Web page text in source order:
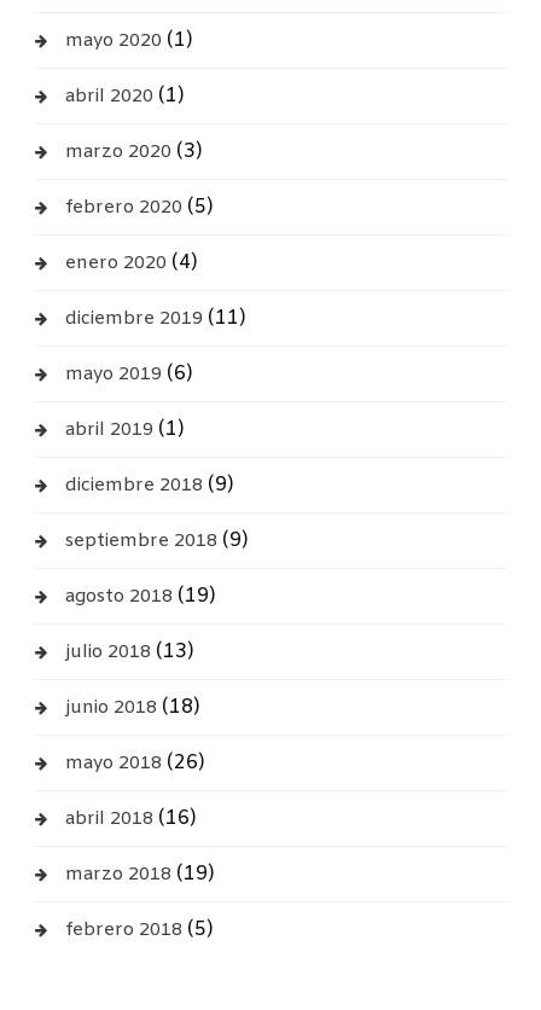
mayo 2020 (1)
abril 2020 (1)
marzo 2020 (3)
febrero 2020 (5)
enero 2020 (4)
diciembre 2019 (11)
mayo 2019 (6)
abril 2019 (1)
diciembre 2018 (9)
septiembre 2018 (9)
agosto 2018 (19)
julio 2018 (13)
junio 2018 (18)
mayo 2018 (26)
abril 2018 (16)
marzo 2018 (19)
febrero 2018 (5)